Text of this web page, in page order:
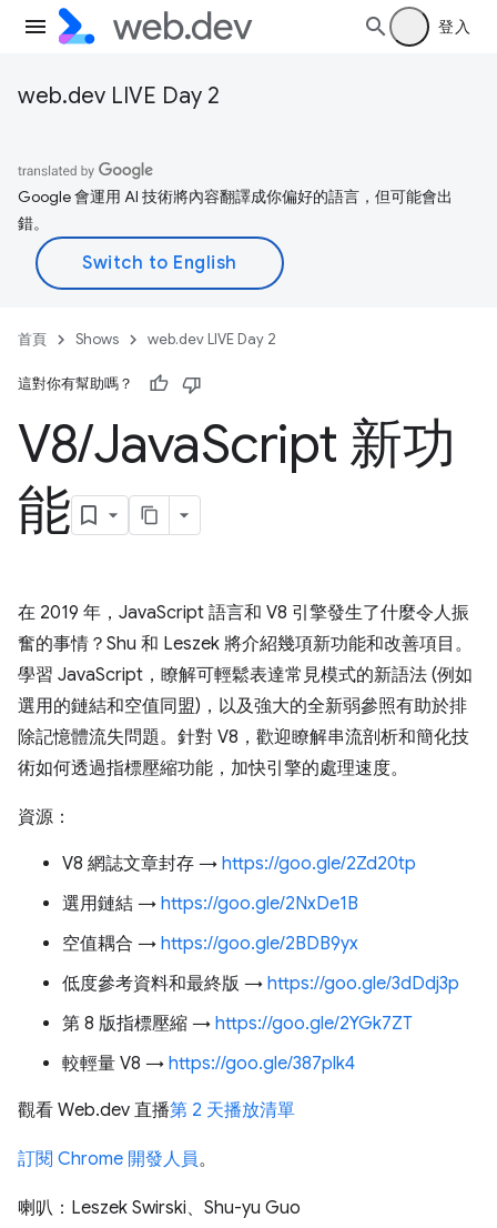
登入
web.dev LIVE Day 2
Google 會運用 AI 技術將內容翻譯成你偏好的語言，但可能會出
錯。
首頁 Shows web.dev LIVE Day 2
這對你有幫助嗎？
V8/JavaScript 新功
能
在 2019 年，JavaScript 語言和 V8 引擎發生了什麼令人振
奮的事情？Shu 和 Leszek 將介紹幾項新功能和改善項目。
學習 JavaScript，瞭解可輕鬆表達常見模式的新語法 (例如
選用的鏈結和空值同盟)，以及強大的全新弱參照有助於排
除記憶體流失問題。針對 V8，歡迎瞭解串流剖析和簡化技
術如何透過指標壓縮功能，加快引擎的處理速度。
資源：
V8 網誌文章封存 → https://goo.gle/2Zd20tp
選用鏈結 → https://goo.gle/2NxDe1B
空值耦合 → https://goo.gle/2BDB9yx
低度參考資料和最終版 → https://goo.gle/3dDdj3p
第 8 版指標壓縮 → https://goo.gle/2YGk7ZT
較輕量 V8 → https://goo.gle/387plk4
觀看 Web.dev 直播第 2 天播放清單
訂閱 Chrome 開發人員。
喇叭：Leszek Swirski、Shu-yu Guo